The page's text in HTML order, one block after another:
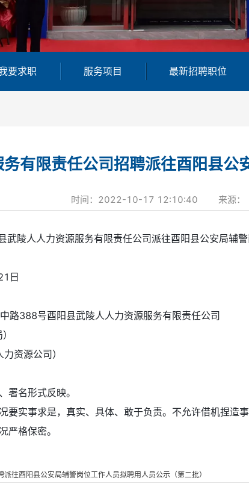
要求职 服务项目 最新招聘职位
有限责任公司招聘派往酉阳县公
时间： 2022-10-17 12:10:40 来源：
陵人人力资源服务有限责任公司派往酉阳县公安局辅
日
388号酉阳县武陵人人力资源服务有限责任公司
源公司）
名形式反映。
事求是，真实、具体、敢于负责。不允许借机捏造事
格保密。
往酉阳县公安局辅警岗位工作人员拟聘用人员公示（第二批）